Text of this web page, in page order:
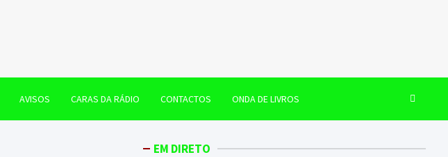
AVISOS CARAS DA RÁDIO CONTACTOS ONDA DE LIVROS
EM DIRETO